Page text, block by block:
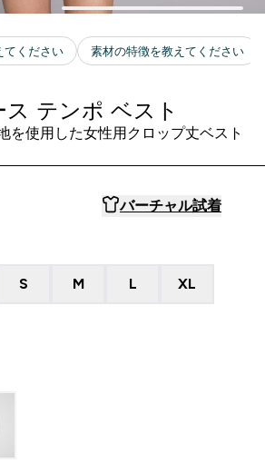
ス テンポ ベスト
を使用した女性用クロップ丈ベスト
バーチャル試着
S M L XL